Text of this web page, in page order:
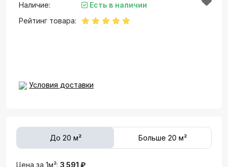
Наличие:
Есть в наличии
Рейтинг товара:
Условия доставки
До 20 м² Больше 20 м²
Цена за 1м²: 3 591 ₽